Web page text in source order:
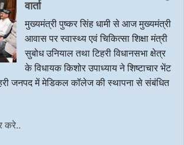
वार्ता
मुख्यमंत्री पुष्कर सिंह धामी से आज मुख्यमंत्री
आवास पर स्वास्थ्य एवं चिकित्सा शिक्षा मंत्री
सुबोध उनियाल तथा टिहरी विधानसभा क्षेत्र
के विधायक किशोर उपाध्याय ने शिष्टाचार भेंट
जनपद में मेडिकल कॉलेज की स्थापना से संबंधित
करे..